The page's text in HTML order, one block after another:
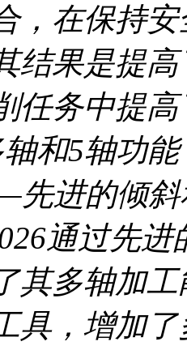
，在保持
结果是提
任务中提
和5轴功能
先进的倾
通过先
其多轴加
具，增加